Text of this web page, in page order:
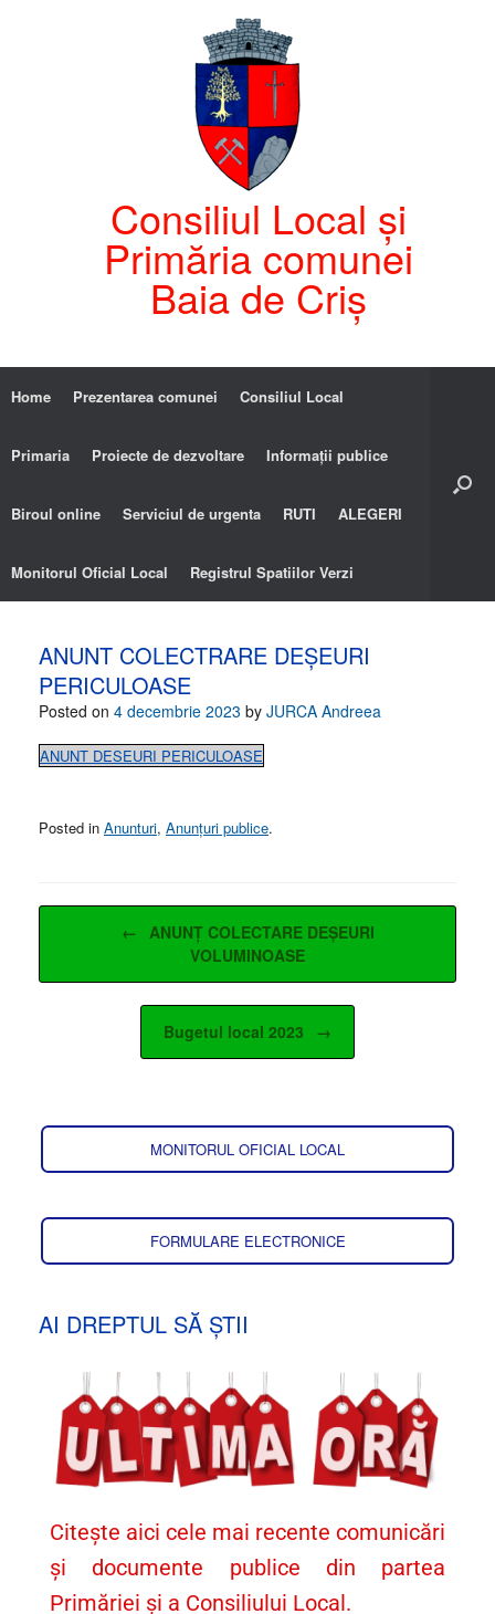
Consiliul Local și
Primăria comunei
Baia de Criș
Home Prezentarea comunei Consiliul Local
Primaria Proiecte de dezvoltare Informații publice
Biroul online Serviciul de urgenta RUTI ALEGERI
Monitorul Oficial Local Registrul Spatiilor Verzi
ANUNT COLECTRARE DEȘEURI
PERICULOASE
Posted on 4 decembrie 2023 by JURCA Andreea
ANUNT DESEURI PERICULOASE
Posted in Anunturi, Anunțuri publice.
Post navigation
←
ANUNȚ COLECTARE DEȘEURI
VOLUMINOASE
Bugetul local 2023 →
MONITORUL OFICIAL LOCAL
FORMULARE ELECTRONICE
AI DREPTUL SĂ ȘTII
Citește aici cele mai recente comunicări
și documente publice din partea
Primăriei și a Consiliului Local.